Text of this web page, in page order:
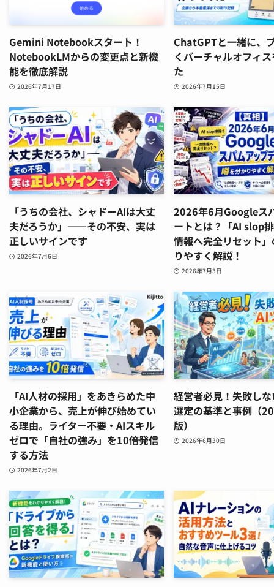
Gemini Notebookスタート！
NotebookLMからの変更点と新機
能を徹底解説
2026年7月17日
ChatGPTと一緒に、
くバーチャルオフィ
た
2026年7月15日
「うちの会社、シャドーAIは大丈
夫だろうか」——その不安、実は
正しいサインです
2026年7月6日
2026年6月Googleス
ートとは？「AI slop
情報へ完全リセット
りやすく解説！
2026年7月3日
「AI人材の採用」をあきらめた中
小企業から、売上が伸び始めてい
る理由。ライター不要・AIスキル
ゼロで「自社の強み」を10倍発信
する方法
2026年7月2日
経営者必見！失敗し
選定の基準と事例（
版）
2026年6月30日